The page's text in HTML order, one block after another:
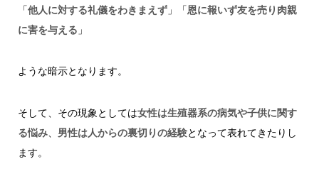
「他人に対する礼儀をわきまえず」「恩に報いず友を売り肉親
に害を与える 」
ような暗示となります。
そして、その現象としては女性は生殖器系の病気や子供に関す
る悩み、 男性は人からの裏切りの経験となって表れてきたりし
ます。